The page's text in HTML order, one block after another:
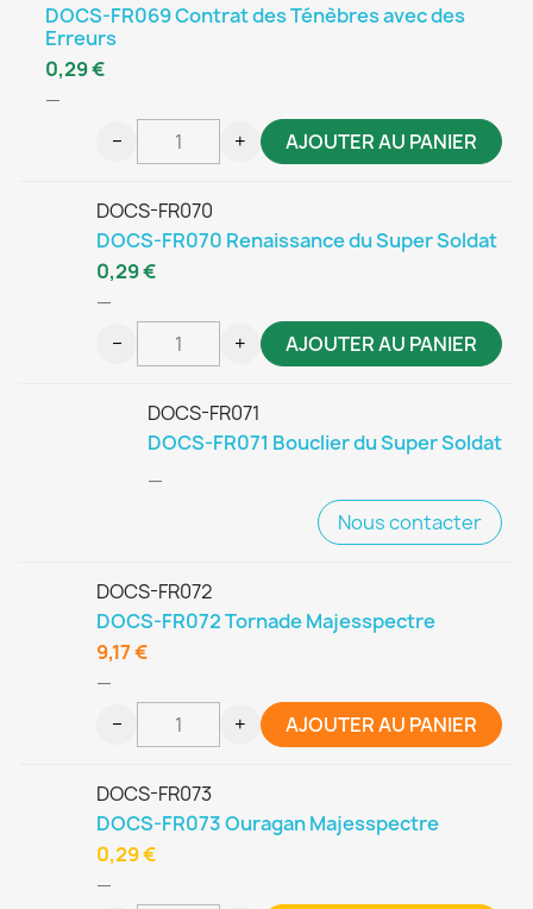
DOCS-FR069 Contrat des Ténèbres avec des
Erreurs
—
0,29 €
− + AJOUTER AU PANIER
DOCS-FR070
DOCS-FR070 Renaissance du Super Soldat
—
0,29 €
− + AJOUTER AU PANIER
DOCS-FR071
DOCS-FR071 Bouclier du Super Soldat
—
Nous contacter
DOCS-FR072
DOCS-FR072 Tornade Majesspectre
—
9,17 €
− + AJOUTER AU PANIER
DOCS-FR073
DOCS-FR073 Ouragan Majesspectre
—
0,29 €